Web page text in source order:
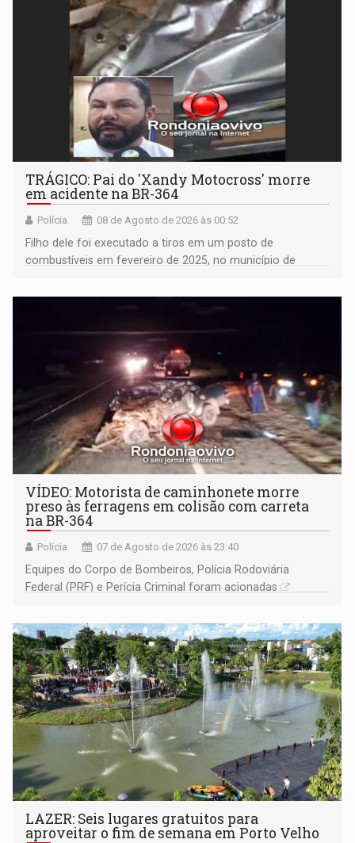
TRÁGICO: Pai do 'Xandy Motocross' morre
em acidente na BR-364
Polícia 08 de Agosto de 2026 às 00:52
Filho dele foi executado a tiros em um posto de
combustíveis em fevereiro de 2025, no município de
VÍDEO: Motorista de caminhonete morre
preso às ferragens em colisão com carreta
na BR-364
Polícia 07 de Agosto de 2026 às 23:40
Equipes do Corpo de Bombeiros, Polícia Rodoviária
Federal (PRF) e Perícia Criminal foram acionadas
LAZER: Seis lugares gratuitos para
aproveitar o fim de semana em Porto Velho